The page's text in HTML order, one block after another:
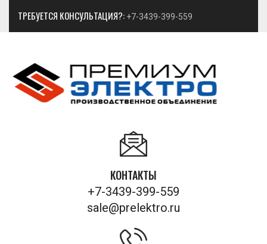
ТРЕБУЕТСЯ КОНСУЛЬТАЦИЯ?: +7-3439-399-559
КОНТАКТЫ
+7-3439-399-559
sale@prelektro.ru